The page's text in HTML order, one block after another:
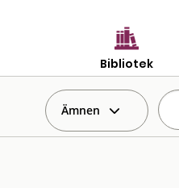
Bibliotek
Ämnen